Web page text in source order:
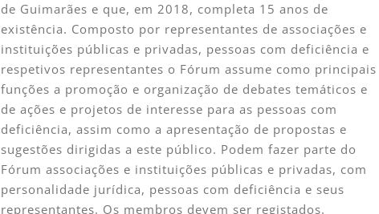
de Guimarães e que, em 2018, completa 15 anos de
existência. Composto por representantes de associações e
instituições públicas e privadas, pessoas com deficiência e
respetivos representantes o Fórum assume como principais
funções a promoção e organização de debates temáticos e
de ações e projetos de interesse para as pessoas com
deficiência, assim como a apresentação de propostas e
sugestões dirigidas a este público. Podem fazer parte do
Fórum associações e instituições públicas e privadas, com
personalidade jurídica, pessoas com deficiência e seus
representantes. Os membros devem ser registados.